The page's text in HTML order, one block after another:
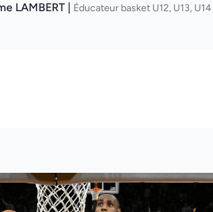
LAMBERT | Éducateur basket U12, U13, U14